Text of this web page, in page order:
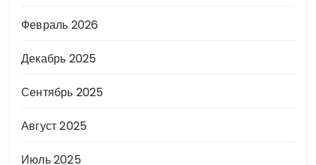
Февраль 2026
Декабрь 2025
Сентябрь 2025
Август 2025
Июль 2025